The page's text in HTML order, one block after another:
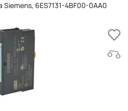
6ES7131-4BF00-0AA0